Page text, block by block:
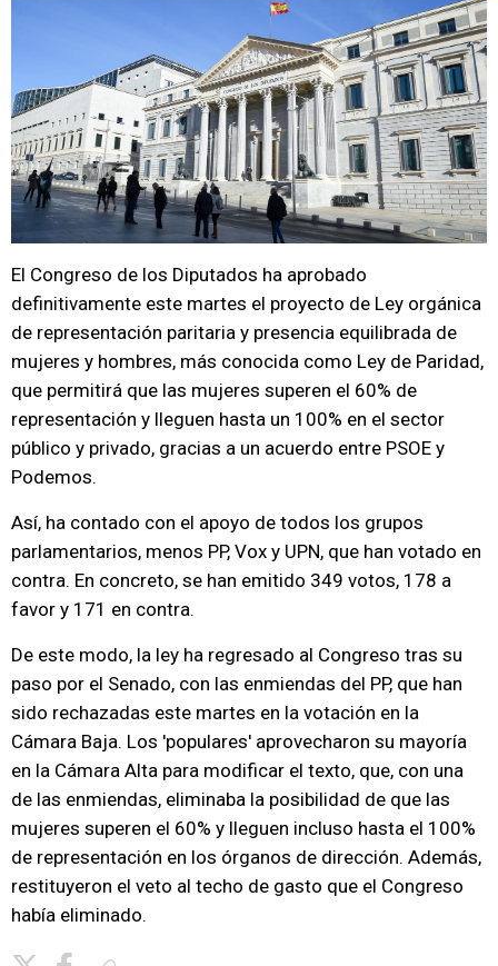
El Congreso de los Diputados ha aprobado
definitivamente este martes el proyecto de Ley orgánica
de representación paritaria y presencia equilibrada de
mujeres y hombres, más conocida como Ley de Paridad,
que permitirá que las mujeres superen el 60% de
representación y lleguen hasta un 100% en el sector
público y privado, gracias a un acuerdo entre PSOE y
Podemos.
Así, ha contado con el apoyo de todos los grupos
parlamentarios, menos PP, Vox y UPN, que han votado en
contra. En concreto, se han emitido 349 votos, 178 a
favor y 171 en contra.
De este modo, la ley ha regresado al Congreso tras su
paso por el Senado, con las enmiendas del PP, que han
sido rechazadas este martes en la votación en la
Cámara Baja. Los 'populares' aprovecharon su mayoría
en la Cámara Alta para modificar el texto, que, con una
de las enmiendas, eliminaba la posibilidad de que las
mujeres superen el 60% y lleguen incluso hasta el 100%
de representación en los órganos de dirección. Además,
restituyeron el veto al techo de gasto que el Congreso
había eliminado.